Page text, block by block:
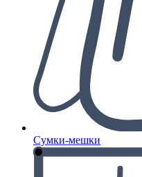
Сумки-мешки